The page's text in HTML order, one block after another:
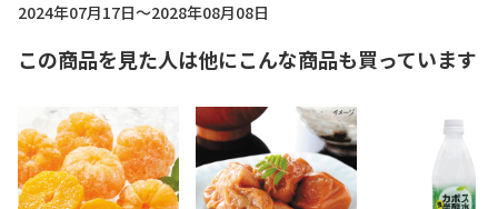
2024年07月17日～2028年08月08日
この商品を見た人は他にこんな商品も買っています